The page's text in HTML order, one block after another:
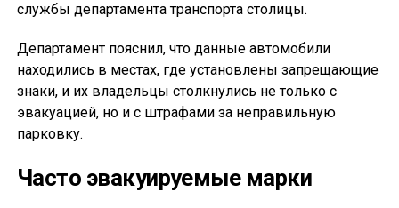
службы департамента транспорта столицы.
Департамент пояснил, что данные автомобили
находились в местах, где установлены запрещающие
знаки, и их владельцы столкнулись не только с
эвакуацией, но и с штрафами за неправильную
парковку.
Часто эвакуируемые марки